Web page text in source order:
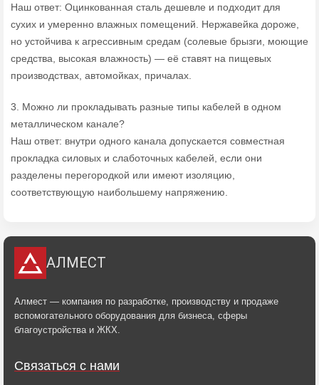
Наш ответ: Оцинкованная сталь дешевле и подходит для
сухих и умеренно влажных помещений. Нержавейка дороже,
но устойчива к агрессивным средам (солевые брызги, моющие
средства, высокая влажность) — её ставят на пищевых
производствах, автомойках, причалах.
3. Можно ли прокладывать разные типы кабелей в одном
металлическом канале?
Наш ответ: внутри одного канала допускается совместная
прокладка силовых и слаботочных кабелей, если они
разделены перегородкой или имеют изоляцию,
соответствующую наибольшему напряжению.
АЛМЕСТ
Алмест — компания по разработке, производству и продаже
вспомогательного оборудования для бизнеса, сферы
благоустройства и ЖКХ.
Связаться с нами